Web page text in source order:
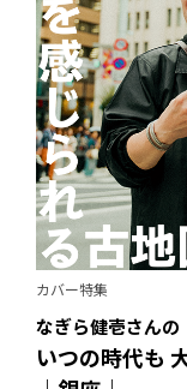
カバー特集
なぎら健壱さんの
いつの時代も